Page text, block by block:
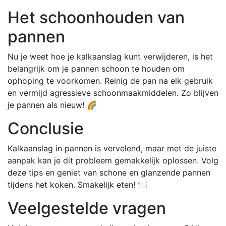
Het schoonhouden van
pannen
Nu je weet hoe je kalkaanslag kunt verwijderen, is het
belangrijk om je pannen schoon te houden om
ophoping te voorkomen. Reinig de pan na elk gebruik
en vermijd agressieve schoonmaakmiddelen. Zo blijven
je pannen als nieuw! 🌈
Conclusie
Kalkaanslag in pannen is vervelend, maar met de juiste
aanpak kan je dit probleem gemakkelijk oplossen. Volg
deze tips en geniet van schone en glanzende pannen
tijdens het koken. Smakelijk eten! 🍽️
Veelgestelde vragen